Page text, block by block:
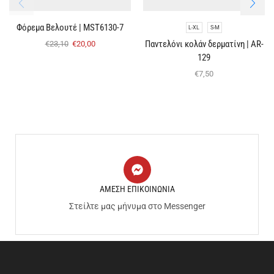
Φόρεμα Bελουτέ | MST6130-7
€23,10 €20,00
L-XL S-M
Παντελόνι κολάν δερματίνη | AR-
129
€7,50
ΑΜΕΣΗ ΕΠΙΚΟΙΝΩΝΙΑ
Στείλτε μας μήνυμα στο Messenger